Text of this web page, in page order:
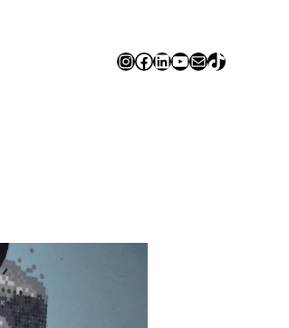
InstagramFacebook LinkedIn YouTube E-mail TikTok